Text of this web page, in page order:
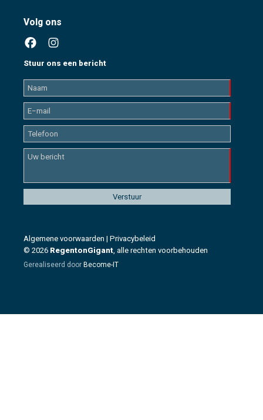
Volg ons
Stuur ons een bericht
Algemene voorwaarden | Privacybeleid
© 2026 RegentonGigant, alle rechten voorbehouden
Gerealiseerd door Become-IT